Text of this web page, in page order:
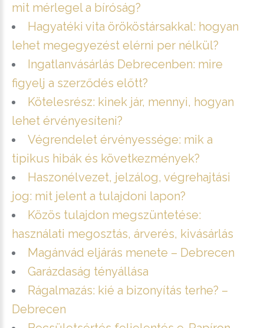
mit mérlegel a bíróság?
Hagyatéki vita örököstársakkal: hogyan
lehet megegyezést elérni per nélkül?
Ingatlanvásárlás Debrecenben: mire
figyelj a szerződés előtt?
Kötelesrész: kinek jár, mennyi, hogyan
lehet érvényesíteni?
Végrendelet érvényessége: mik a
tipikus hibák és következmények?
Haszonélvezet, jelzálog, végrehajtási
jog: mit jelent a tulajdoni lapon?
Közös tulajdon megszüntetése:
használati megosztás, árverés, kivásárlás
Magánvád eljárás menete – Debrecen
Garázdaság tényállása
Rágalmazás: kié a bizonyítás terhe? –
Debrecen